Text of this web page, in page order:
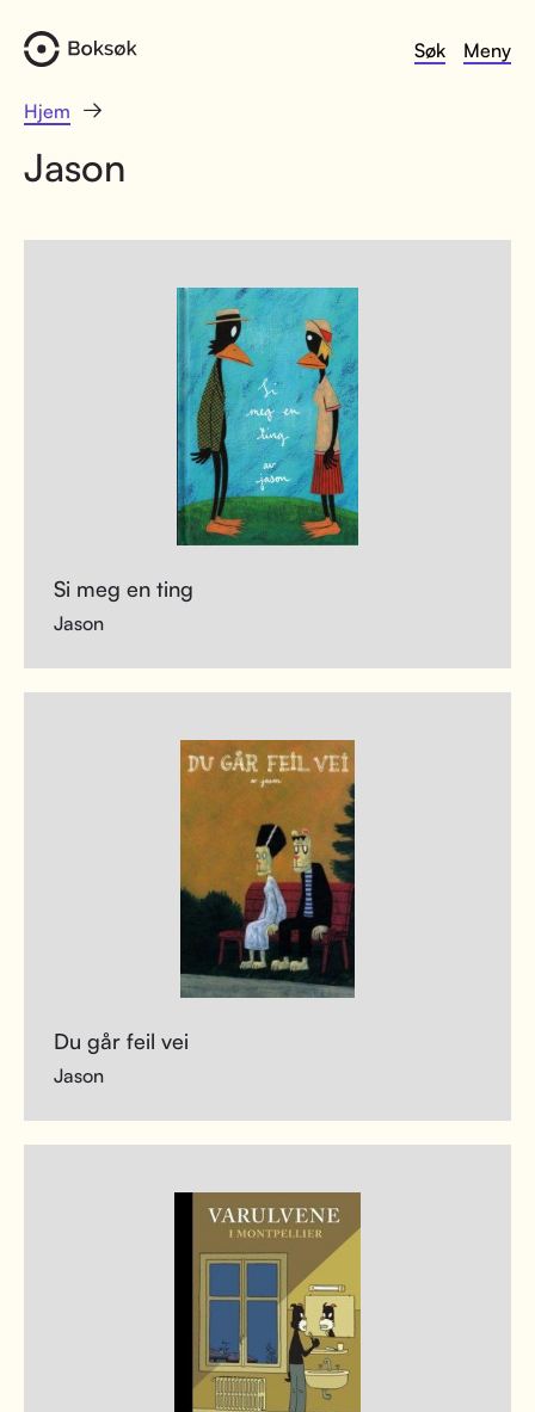
Søk Meny
Hjem
Jason
Si meg en ting
Jason
Du går feil vei
Jason